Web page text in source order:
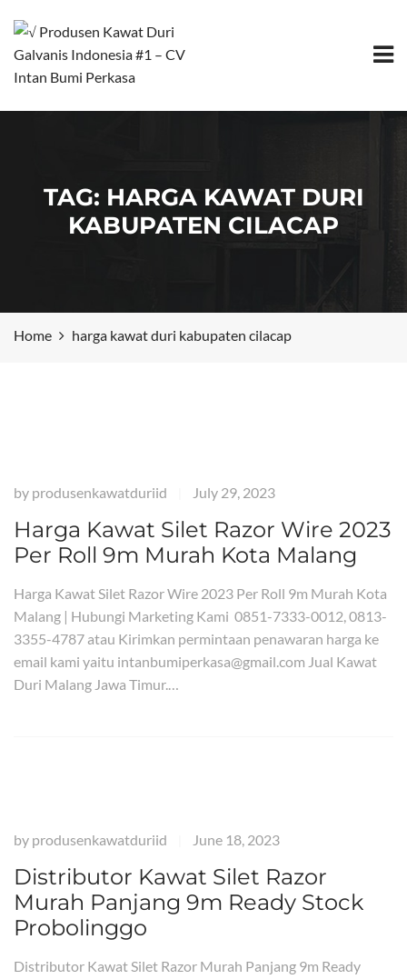
TAG: HARGA KAWAT DURI
KABUPATEN CILACAP
Home harga kawat duri kabupaten cilacap
by produsenkawatduriid July 29, 2023
Harga Kawat Silet Razor Wire 2023
Per Roll 9m Murah Kota Malang
Harga Kawat Silet Razor Wire 2023 Per Roll 9m Murah Kota
Malang | Hubungi Marketing Kami 0851-7333-0012, 0813-
3355-4787 atau Kirimkan permintaan penawaran harga ke
email kami yaitu intanbumiperkasa@gmail.com Jual Kawat
Duri Malang Jawa Timur.…
by produsenkawatduriid June 18, 2023
Distributor Kawat Silet Razor
Murah Panjang 9m Ready Stock
Probolinggo
Distributor Kawat Silet Razor Murah Panjang 9m Ready